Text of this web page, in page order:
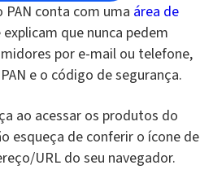
conta com uma área de
explicam que nunca pedem
por e-mail ou telefone,
e o código de segurança.
ao acessar os produtos do
esqueça de conferir o ícone de
URL do seu navegador.